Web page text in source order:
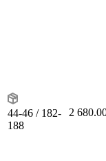
44-46 / 182-
188
2